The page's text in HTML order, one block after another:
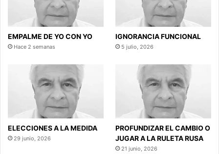
EMPALME DE YO CON YO
Hace 2 semanas
IGNORANCIA FUNCIONAL
5 julio, 2026
ELECCIONES A LA MEDIDA
29 junio, 2026
PROFUNDIZAR EL CAMBIO O
JUGAR A LA RULETA RUSA
21 junio, 2026